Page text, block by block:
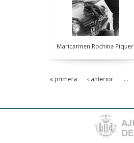
Maricarmen Rochina Piquer
« primera ‹ anterior …